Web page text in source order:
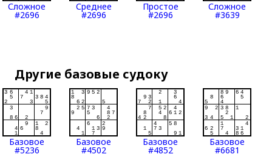
Сложное
#2696
Среднее
#2696
Простое
#2696
Сложное
#3639
Другие базовые судоку
Базовое
#5236
Базовое
#4502
Базовое
#4852
Базовое
#6681